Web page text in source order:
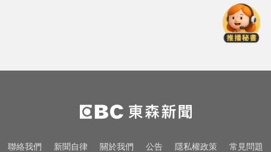
未發布陸警
NBA／名人堂傳奇教練尼爾森辭世
勝場史上第2多
台股資金大轉彎？ 達人揭背後關
聯絡我們 新聞自律 關於我們 公告 隱私權政策 常見問題